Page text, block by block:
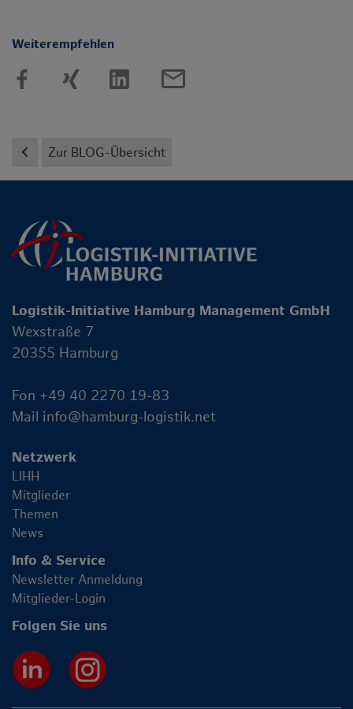
Weiterempfehlen
mail_outline
keyboard_arrow_left Zur BLOG-Übersicht
Logistik-Initiative Hamburg Management GmbH
Wexstraße 7
20355 Hamburg
Fon +49 40 2270 19-83
Mail info@hamburg-logistik.net
Netzwerk
LIHH
Mitglieder
Themen
News
Info & Service
Newsletter Anmeldung
Mitglieder-Login
Folgen Sie uns